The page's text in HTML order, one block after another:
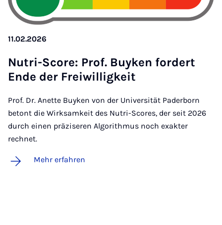
11.02.2026
Nu­tri-Sco­re: Prof. Buy­ken for­dert
En­de der Frei­wil­lig­keit
Prof. Dr. Anette Buyken von der Universität Paderborn
betont die Wirksamkeit des Nutri-Scores, der seit 2026
durch einen präziseren Algorithmus noch exakter
rechnet.
Mehr erfahren